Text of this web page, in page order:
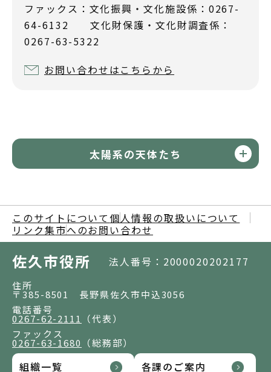
ファックス：文化振興・文化施設係：0267-
64-6132 文化財保護・文化財調査係：
0267-63-5322
お問い合わせはこちらから
太陽系の天体たち
このサイトについて 個人情報の取扱いについて
リンク集市へのお問い合わせ
佐久市役所 法人番号：2000020202177
住所
〒385-8501 長野県佐久市中込3056
電話番号
0267-62-2111
（代表）
ファックス
0267-63-1680 （総務部）
組織一覧 各課のご案内